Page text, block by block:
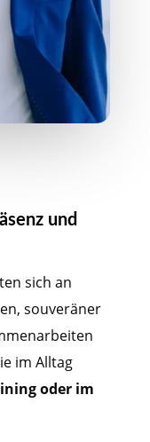
und
sich an
souveräner
im Alltag
oder im